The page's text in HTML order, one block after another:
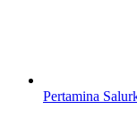
Pertamina